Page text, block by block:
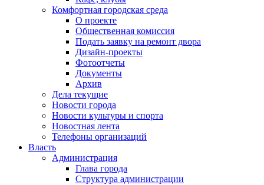
Комфортная городская среда
О проекте
Общественная комиссия
Подать заявку на ремонт двора
Дизайн-проекты
Фотоотчеты
Документы
Архив
Дела текущие
Новости города
Новости культуры и спорта
Новостная лента
Телефоны организаций
Власть
Администрация
Глава города
Структура администрации